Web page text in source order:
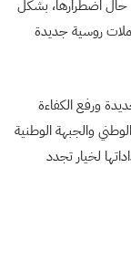
حال اضطرارها، بشكل
روسية جديدة
ورفع الكفاءة
والجبهة الوطنية
لخيار تجدد